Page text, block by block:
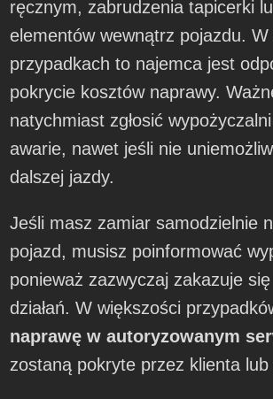
ręcznym, zabrudzenia tapicerki
elementów wewnątrz pojazdu. W
przypadkach to najemca jest
pokrycie kosztów naprawy.
natychmiast zgłosić
awarie, nawet jeśli nie
dalszej jazdy.
Jeśli masz zamiar samodzielnie
pojazd, musisz poinformować
ponieważ zazwyczaj zakazuje
działań. W większości
naprawę w autoryzowanym
zostaną pokryte przez klienta lub